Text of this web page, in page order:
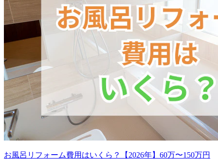
お風呂リフォーム費用はいくら？【2026年】60万〜150万円